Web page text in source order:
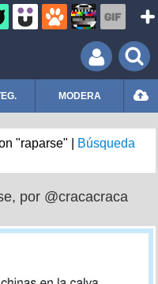
MODERA
"raparse" |
Búsqueda
por @cracacraca